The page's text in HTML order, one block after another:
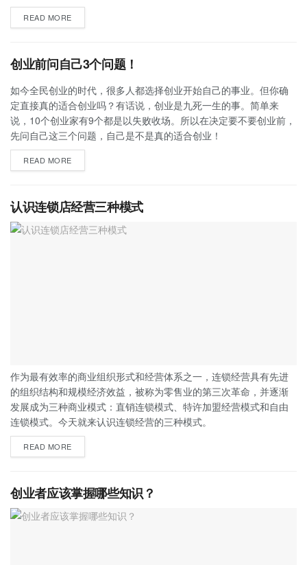
READ MORE
创业前问自己3个问题！
如今全民创业的时代，很多人都选择创业开始自己的事业。但你确
定直接真的适合创业吗？有话说，创业是九死一生的事。简单来
说，10个创业家有9个都是以失败收场。所以在决定要不要创业前，
先问自己这三个问题，自己是不是真的适合创业！
READ MORE
认识连锁店经营三种模式
作为最有效率的商业组织形式和经营体系之一，连锁经营具有先进
的组织结构和规模经济效益，被称为零售业的第三次革命，并逐渐
发展成为三种商业模式：直销连锁模式、特许加盟经营模式和自由
连锁模式。今天就来认识连锁经营的三种模式。
READ MORE
创业者应该掌握哪些知识？